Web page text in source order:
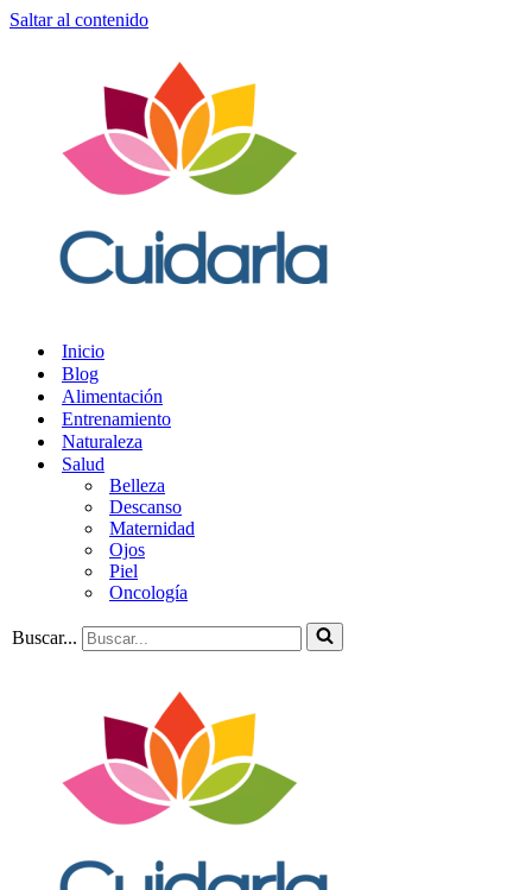
Saltar al contenido
Inicio
Blog
Alimentación
Entrenamiento
Naturaleza
Salud
Belleza
Descanso
Maternidad
Ojos
Piel
Oncología
Buscar...